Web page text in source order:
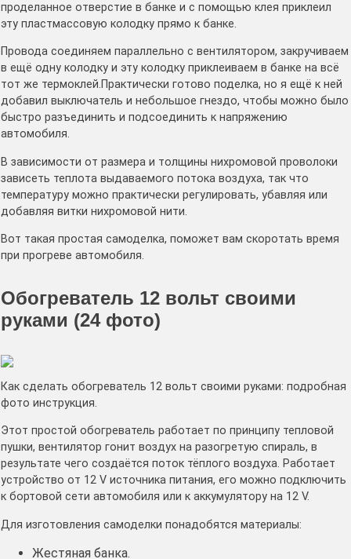
проделанное отверстие в банке и с помощью клея приклеил
эту пластмассовую колодку прямо к банке.
Провода соединяем параллельно с вентилятором, закручиваем
в ещё одну колодку и эту колодку приклеиваем в банке на всё
тот же термоклей.Практически готово поделка, но я ещё к ней
добавил выключатель и небольшое гнездо, чтобы можно было
быстро разъединить и подсоединить к напряжению
автомобиля.
В зависимости от размера и толщины нихромовой проволоки
зависеть теплота выдаваемого потока воздуха, так что
температуру можно практически регулировать, убавляя или
добавляя витки нихромовой нити.
Вот такая простая самоделка, поможет вам скоротать время
при прогреве автомобиля.
Обогреватель 12 вольт своими
руками (24 фото)
Как сделать обогреватель 12 вольт своими руками: подробная
фото инструкция.
Этот простой обогреватель работает по принципу тепловой
пушки, вентилятор гонит воздух на разогретую спираль, в
результате чего создаётся поток тёплого воздуха. Работает
устройство от 12 V источника питания, его можно подключить
к бортовой сети автомобиля или к аккумулятору на 12 V.
Для изготовления самоделки понадобятся материалы:
Жестяная банка.